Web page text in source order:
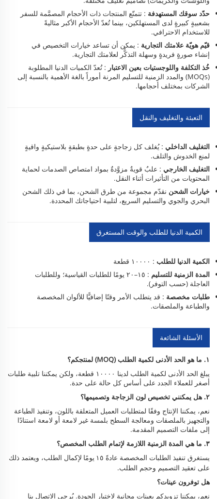
حدّد سوقك المستهدفة : تتمتّع المنتجات ذات الأحجام المصمَّمة للسفر
بشعبيةٍ كبيرةٍ لدى المستهلكين، بينما تُعدّ الأحجام الأكبر مثاليةً
للاستخدام الاحترافي.
قيّم هويّة علامتك التجارية : يمكن أن تساعد خيارات التخصيص في
إنشاء صورةٍ فريدةٍ وسهلة التذكُّر لعلامتك التجارية.
خُذ التكلفة واللوجستيات بعين الاعتبار : تُعدّ الكميات الدنيا المطلوبة
(MOQs) والمدد الزمنية للتسليم المرنة أموراً بالغة الأهمية بالنسبة إلى
الشركات بمختلف أحجامها.
التعبئة والتغليف والنقل
التغليف الداخلي : يُغلف كل زجاجةٍ على حدةٍ بطبقةٍ بلاستيكيةٍ واقيةٍ
لمنع الخدوش والتلف.
التغليف الخارجي : علبٌ قويةٌ مزوَّدةٌ بمواد امتصاص الصدمات لحماية
المحتويات من التأثيرات أثناء النقل.
خيارات الشحن نقدّم مجموعة من طرق الشحن، بما في ذلك الشحن
البحري والجوي والتسليم السريع، لتلبية احتياجاتك المحددة.
الكمية الدنيا للطلب والوقت المستغرق
الكمية الدنيا للطلب : ١٠٠٠٠ قطعة
المدة الزمنية للتسليم
: ١٥–٢٠ يومًا للطلبات القياسية؛ وللطلبات
العاجلة (حسب التوفر).
طلبات مخصصة : قد يتطلب الأمر وقتًا إضافيًّا للألوان المخصصة
والطباعة والملصقات.
الأسئلة الشائعة
١. ما هو الحد الأدنى لكمية الطلب (MOQ) لمنتجكم؟
يبلغ الحد الأدنى لكمية الطلب لدينا ١٠٠٠٠ قطعة، ولكن يمكننا تلبية طلبات
أصغر للعملاء الجدد على أساس كل حالة على حدة.
٢. هل يمكنني تخصيص لون الزجاجة وتصميمها؟
نعم، يمكننا الإنتاج وفقًا لمتطلبات العميل المتعلقة باللون، وتنفيذ الطباعة
والتجهيز بالملصقات ومعالجة السطح بلمسة غير لامعة أو لامعة استنادًا
إلى ملفات التصميم المقدمة.
٣. ما هي المدة الزمنية اللازمة لإتمام الطلب المخصص؟
يستغرق تنفيذ الطلبات المخصصة عادةً ١٥ يومًا
لإكمال الطلب، ويعتمد ذلك
على تعقيد التصميم وحجم الطلب.
هل توفرون عينات؟
نعم، يمكننا تزويدكم بعينات مجانية لاختبار الجودة. يُرجى الاتصال بنا